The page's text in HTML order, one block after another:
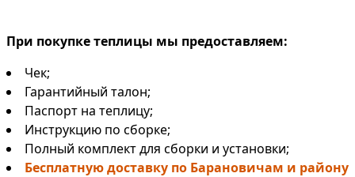
При покупке теплицы мы предоставляем:
Чек;
Гарантийный талон;
Паспорт на теплицу;
Инструкцию по сборке;
Полный комплект для сборки и установки;
Бесплатную доставку по Барановичам и району